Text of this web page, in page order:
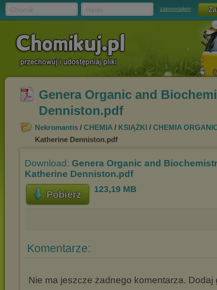
zapomniałem
Genera Organic and
Denniston.pdf
Nekromantis / CHEMIA / KSIĄŻKI / CHEMIA
Katherine Denniston.pdf
Download: Genera Organic and
Katherine Denniston.pdf
Pobierz 123,19 MB
Komentarze:
Nie ma jeszcze żadnego komentarza. Dodaj